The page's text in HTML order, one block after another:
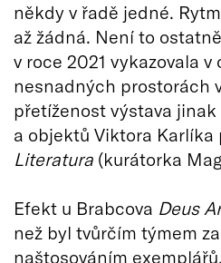
někdy v řadě jedné.
až žádná. Není to
v roce 2021 vykazovala
nesnadných prostorách
přetíženost výstava
a objektů Viktora Karlíka
Literatura (kurátorka
Efekt u Brabcova Deus
než byl tvůrčím týmem
naštosováním